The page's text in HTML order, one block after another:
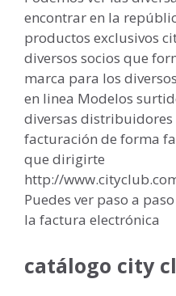
encontrar en la
productos exclusivos
diversos socios que
marca para los
en linea Modelos
diversas
facturación de forma
que dirigirte
http://
Puedes ver paso a
la factura electrónica
catálogo city